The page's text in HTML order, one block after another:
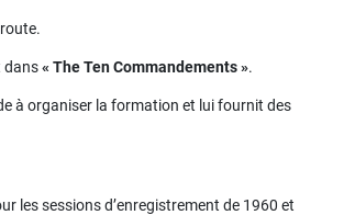
dans« The Ten Commandements ».
à organiser la formation et lui fournit des
les sessions d’enregistrement de 1960 et